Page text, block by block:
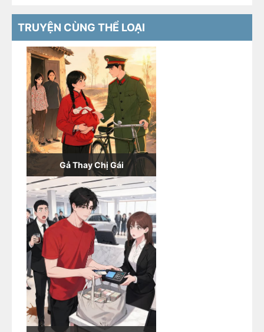
TRUYỆN CÙNG THỂ LOẠI
Gả Thay Chị Gái